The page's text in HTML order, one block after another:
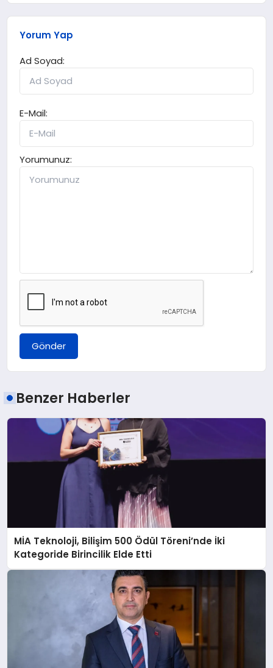
Yorum Yap
Ad Soyad:
E-Mail:
Yorumunuz:
Gönder
Benzer Haberler
MİA Teknoloji, Bilişim 500 Ödül Töreni’nde İki
Kategoride Birincilik Elde Etti